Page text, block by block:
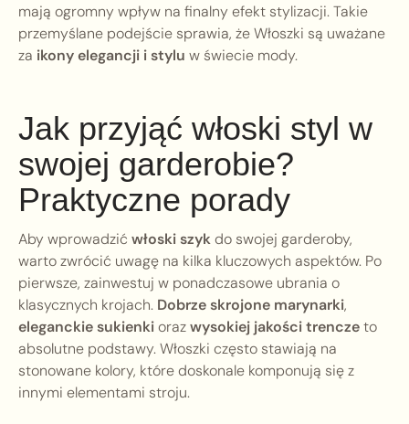
mają ogromny wpływ na finalny efekt stylizacji. Takie
przemyślane podejście sprawia, że Włoszki są uważane
za ikony elegancji i stylu w świecie mody.
Jak przyjąć włoski styl w
swojej garderobie?
Praktyczne porady
Aby wprowadzić włoski szykdo swojej garderoby,
warto zwrócić uwagę na kilka kluczowych aspektów. Po
pierwsze, zainwestuj w ponadczasowe ubrania o
klasycznych krojach. Dobrze skrojone marynarki,
eleganckie sukienkiorazwysokiej jakości trenczeto
absolutne podstawy. Włoszki często stawiają na
stonowane kolory, które doskonale komponują się z
innymi elementami stroju.